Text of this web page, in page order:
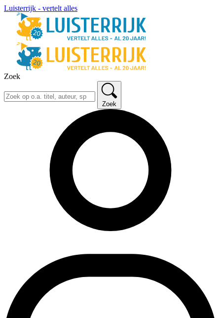
Luisterrijk - vertelt alles
Zoek
Zoek